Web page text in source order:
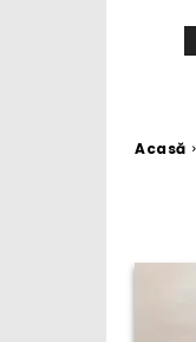
Acasă